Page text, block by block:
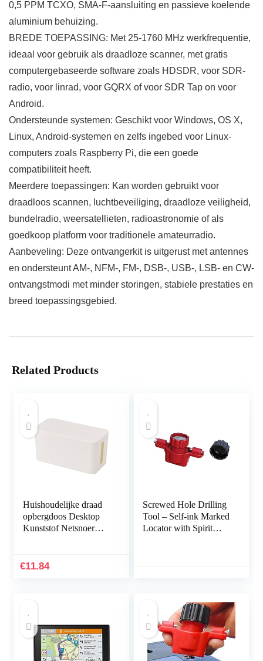
0,5 PPM TCXO, SMA-F-aansluiting en passieve koelende
aluminium behuizing.
BREDE TOEPASSING: Met 25-1760 MHz werkfrequentie,
ideaal voor gebruik als draadloze scanner, met gratis
computergebaseerde software zoals HDSDR, voor SDR-
radio, voor linrad, voor GQRX of voor SDR Tap on voor
Android.
Ondersteunde systemen: Geschikt voor Windows, OS X,
Linux, Android-systemen en zelfs ingebed voor Linux-
computers zoals Raspberry Pi, die een goede
compatibiliteit heeft.
Meerdere toepassingen: Kan worden gebruikt voor
draadloos scannen, luchtbeveiliging, draadloze veiligheid,
bundelradio, weersatellieten, radioastronomie of als
goedkoop platform voor traditionele amateurradio.
Aanbeveling: Deze ontvangerkit is uitgerust met antennes
en ondersteunt AM-, NFM-, FM-, DSB-, USB-, LSB- en CW-
ontvangstmodi met minder storingen, stabiele prestaties en
breed toepassingsgebied.
Related Products
Huishoudelijke draad
opbergdoos Desktop
Kunststof Netsnoer
Kabelbeheerdoos – Wit
€11.84
Screwed Hole Drilling
Tool – Self-ink Marked
Locator with Spirit